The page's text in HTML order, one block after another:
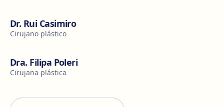
Dr. Rui Casimiro
Cirujano plástico
Dra. Filipa Poleri
Cirujana plástica